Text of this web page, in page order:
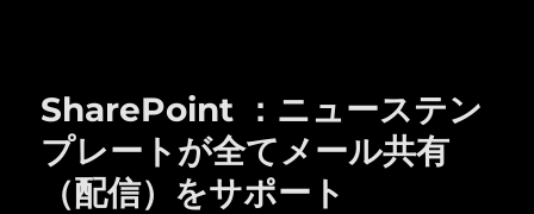
SharePoint ：ニューステン
プレートが全てメール共有
（配信）をサポート